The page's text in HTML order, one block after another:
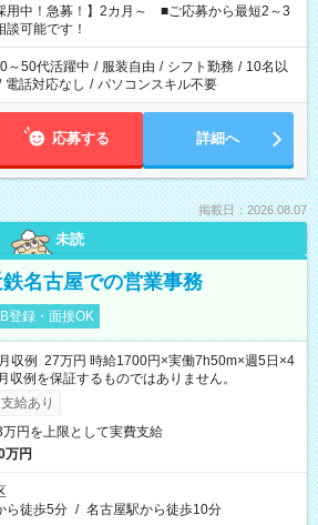
希望を教えてくださいね。 ※Wワーク希望
お仕事で希望する勤務時間と、もう1つのお仕事
計で週40時間を超える場合は応募できません。
用中！急募！】2カ月～ ■ご応募から最短2～3
談可能です！
～50代活躍中 / 服装自由 / シフト勤務 / 10名以
電話対応なし / パソコンスキル不要
応募する 詳細へ
掲載日：2026.08.07
未読
名古屋での営業事務
登録・面接OK
収例 27万円 時給1700円×実働7h50m×週5日×4
例を保証するものではありません。
給あり
万円を上限として実費支給
万円
ら徒歩5分 / 名古屋駅から徒歩10分